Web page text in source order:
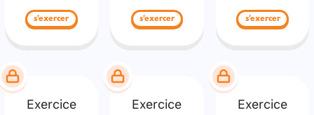
s'exercer s'exercer s'exercer
Exercice Exercice Exercice